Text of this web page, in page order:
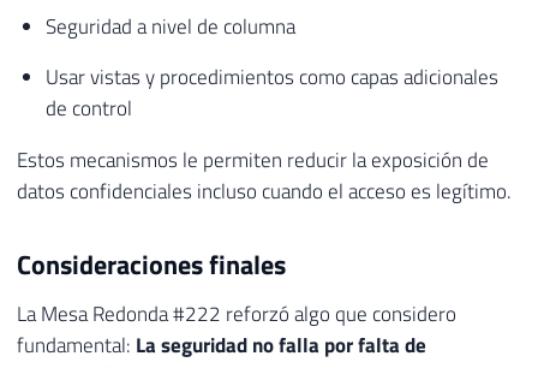
Seguridad a nivel de columna
Usar vistas y procedimientos como capas adicionales
de control
Estos mecanismos le permiten reducir la exposición de
datos confidenciales incluso cuando el acceso es legítimo.
Consideraciones finales
La Mesa Redonda #222 reforzó algo que considero
fundamental: La seguridad no falla por falta de